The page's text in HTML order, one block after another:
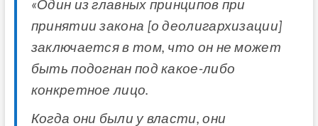
«Один из главных принципов при
принятии закона [о деолигархизации]
заключается в том, что он не может
быть подогнан под какое-либо
конкретное лицо.
Когда они были у власти, они